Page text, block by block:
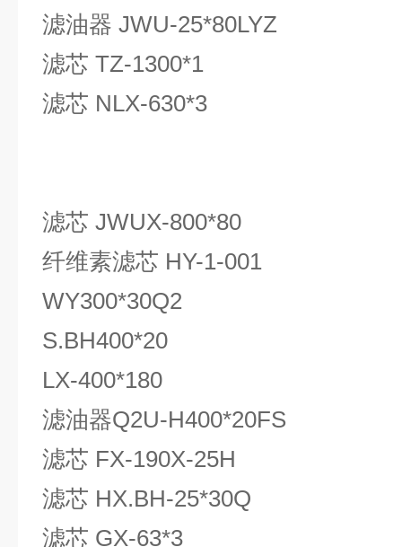
滤油器 JWU-25*80LYZ
滤芯 TZ-1300*1
滤芯 NLX-630*3
滤芯 JWUX-800*80
纤维素滤芯 HY-1-001
WY300*30Q2
S.BH400*20
LX-400*180
滤油器Q2U-H400*20FS
滤芯 FX-190X-25H
滤芯 HX.BH-25*30Q
滤芯 GX-63*3